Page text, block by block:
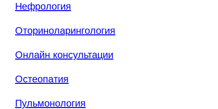
Нефрология
Оториноларингология
Онлайн консультации
Остеопатия
Пульмонология